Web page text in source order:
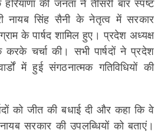
की जनता ने तीसरी बार स्पष्ट
नायब सिंह सैनी के नेतृत्व में सरकार
के पार्षद शामिल हुए। प्रदेश अध्यक्ष
चर्चा की। सभी पार्षदों ने प्रदेश
में हुई संगठनात्मक गतिविधियों की
को जीत की बधाई दी और कहा कि वे
सरकार की उपलब्धियों को बताएं।